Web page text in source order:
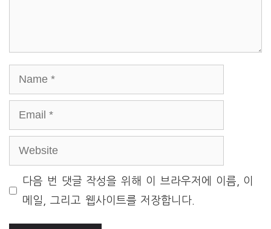
Name
Email
Website
다음 번 댓글 작성을 위해 이 브라우저에 이름, 이
메일, 그리고 웹사이트를 저장합니다.